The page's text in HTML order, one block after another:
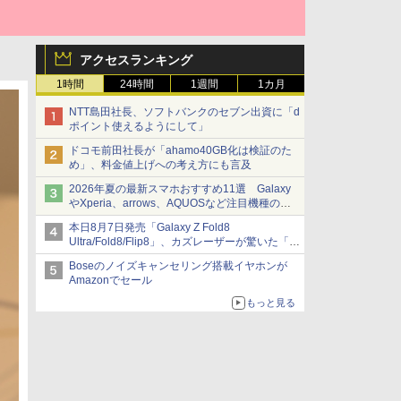
アクセスランキング
1時間 24時間 1週間 1カ月
NTT島田社長、ソフトバンクのセブン出資に「d
ポイント使えるようにして」
ドコモ前田社長が「ahamo40GB化は検証のた
め」、料金値上げへの考え方にも言及
2026年夏の最新スマホおすすめ11選 Galaxy
やXperia、arrows、AQUOSなど注目機種の特
徴は
本日8月7日発売「Galaxy Z Fold8
Ultra/Fold8/Flip8」、カズレーザーが驚いた「そ
ば屋のメニュー並みの薄さ」
Boseのノイズキャンセリング搭載イヤホンが
Amazonでセール
もっと見る